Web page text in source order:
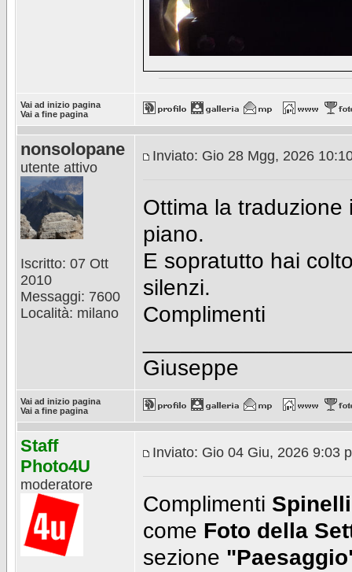
Vai ad inizio pagina
Vai a fine pagina
nonsolopane
utente attivo
Iscritto: 07 Ott
2010
Messaggi: 7600
Località: milano
Inviato: Gio 28 Mgg, 2026
Ottima la traduzione
piano.
E sopratutto hai
silenzi.
Complimenti
Giuseppe
Vai ad inizio pagina
Vai a fine pagina
Staff
Photo4U
moderatore
Inviato: Gio 04 Giu, 2026 9:03
Complimenti
come Foto della
sezione